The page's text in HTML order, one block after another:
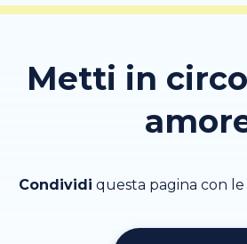
Metti in
Condividi questa pagina con